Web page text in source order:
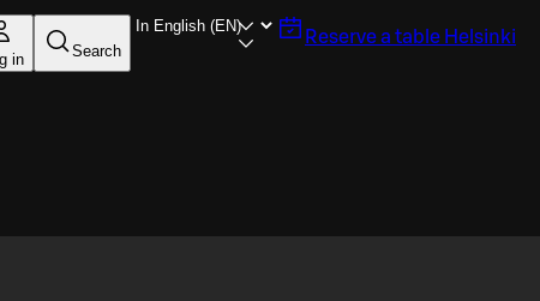
in Search
Reserve a table Helsinki